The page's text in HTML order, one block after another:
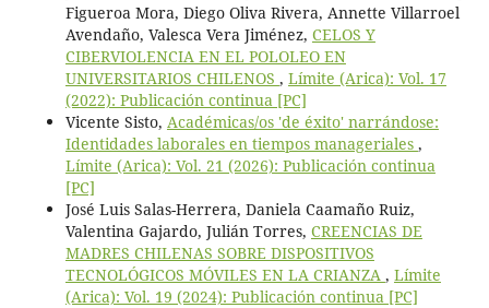
Figueroa Mora, Diego Oliva Rivera, Annette Villarroel
Avendaño, Valesca Vera Jiménez, CELOS Y
CIBERVIOLENCIA EN EL POLOLEO EN
UNIVERSITARIOS CHILENOS , Límite (Arica): Vol. 17
(2022): Publicación continua [PC]
Vicente Sisto, Académicas/os 'de éxito' narrándose:
Identidades laborales en tiempos manageriales ,
Límite (Arica): Vol. 21 (2026): Publicación continua
[PC]
José Luis Salas-Herrera, Daniela Caamaño Ruiz,
Valentina Gajardo, Julián Torres, CREENCIAS DE
MADRES CHILENAS SOBRE DISPOSITIVOS
TECNOLÓGICOS MÓVILES EN LA CRIANZA , Límite
(Arica): Vol. 19 (2024): Publicación continua [PC]